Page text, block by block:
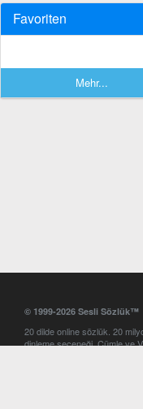
Favoriten
Mehr...
© 1999-2026 Sesli Sözlük™
20 dilde online sözlük. 20
dinleme seçeneği. Cümle ve